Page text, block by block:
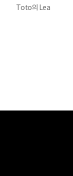
Toto의 Lea